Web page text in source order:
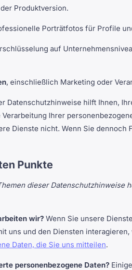
Produktversion.
Porträtfotos für Profile
auf
, einschließlich Marketing oder
Datenschutzhinweise hilft Ihnen,
Ihrer
Dienste nicht. Wenn Sie
Punkte
dieser
wir? Wenn Sie unsere
uns und den Diensten
Daten, die Sie uns mitteilen.
personenbezogene Daten?